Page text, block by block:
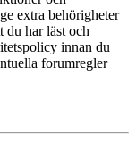
extra behörigheter
du har läst och
innan du
forumregler